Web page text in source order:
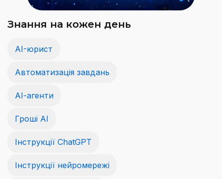
Знання на кожен день
AI-юрист
Автоматизація завдань
АІ-агенти
Гроші АІ
Інструкції ChatGPT
Інструкції нейромережі